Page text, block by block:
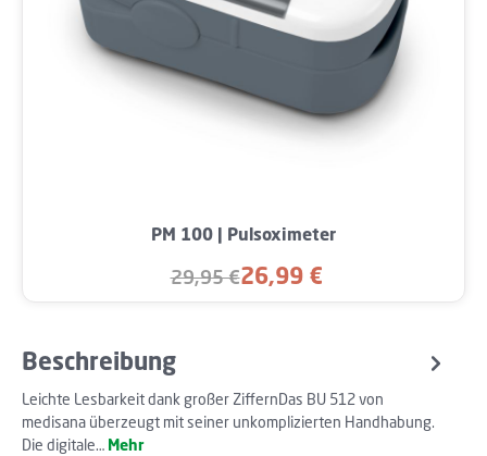
PM 100 | Pulsoximeter
Verkaufspreis:
26,99 €
Regulärer Preis:
29,95 €
Beschreibung
Leichte Lesbarkeit dank großer ZiffernDas BU 512 von
medisana überzeugt mit seiner unkomplizierten Handhabung.
Die digitale… Mehr